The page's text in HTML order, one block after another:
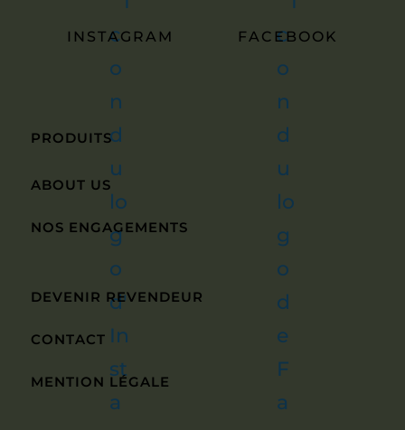
PRODUITS
ABOUT US
NOS ENGAGEMENTS
INSTAGRAM FACEBOOK
DEVENIR REVENDEUR
CONTACT
MENTION LÉGALE